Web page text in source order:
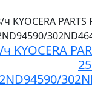
KYOCERA